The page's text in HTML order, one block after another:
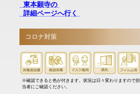
東本願寺の
詳細ページへ行く
コロナ対策
※確認できると色が付きます。状況は日々変わりますので担
当者にご確認ください。